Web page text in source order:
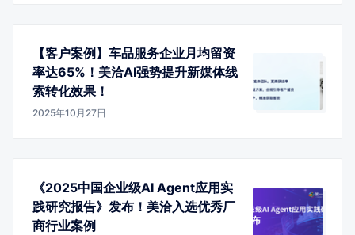
【客户案例】车品服务企业月均留资
率达65%！美洽AI强势提升新媒体线
索转化效果！
2025年10月27日
《2025中国企业级AI Agent应用实
践研究报告》发布！美洽入选优秀厂
商行业案例